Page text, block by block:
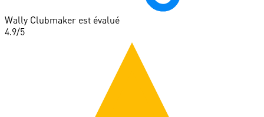
Wally Clubmaker est évalué
4.9/5